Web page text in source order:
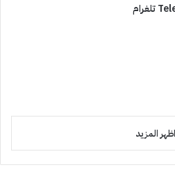
طريقة حذف حسابك من Telegram تلغرام
اظهر المزيد